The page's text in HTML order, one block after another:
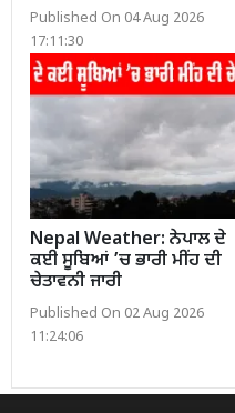
Published On 04 Aug 2026
17:11:30
Nepal Weather: ਨੇਪਾਲ ਦੇ
ਕਈ ਸੂਬਿਆਂ ’ਚ ਭਾਰੀ ਮੀਂਹ ਦੀ
ਚੇਤਾਵਨੀ ਜਾਰੀ
Published On 02 Aug 2026
11:24:06